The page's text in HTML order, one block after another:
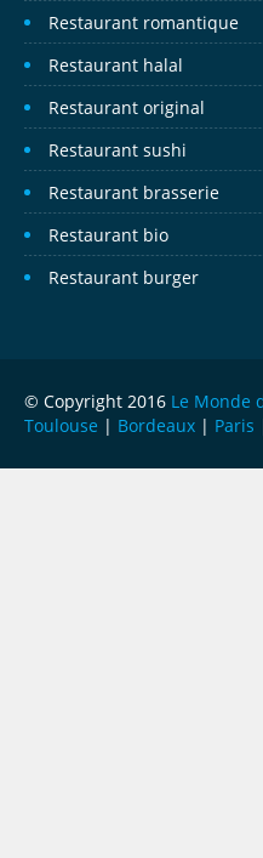
Restaurant romantique
Restaurant halal
Restaurant original
Restaurant sushi
Restaurant brasserie
Restaurant bio
Restaurant burger
© Copyright 2016 Le Monde
Toulouse | Bordeaux | Paris